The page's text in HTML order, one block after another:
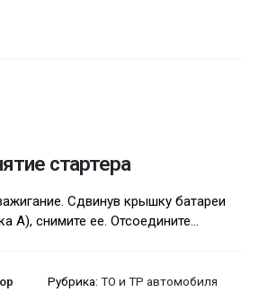
стартера
Сдвинув крышку батареи
А), снимите ее. Отсоедините...
Рубрика: ТО и ТР автомобиля